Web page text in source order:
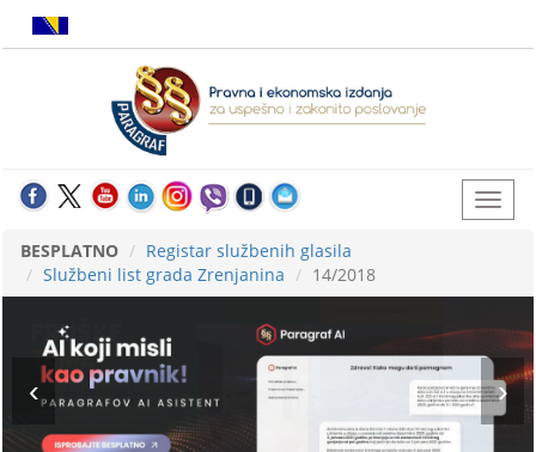
BESPLATNO
Registar službenih glasila
Službeni list grada Zrenjanina
14/2018